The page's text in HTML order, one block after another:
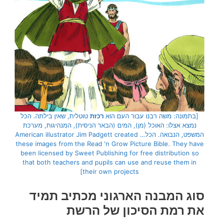
[בתמונה: משה רבנו עבור העם הוא רכזת טוטלית, שאין בילתה. הכל
נמצא אצלו: האוכל (מן), המים (הבאר הניסית), המנהיגות, מערכת
המשפט, הנבואה. הכל… American illustrator Jim Padgett created
these images from the Read 'n Grow Picture Bible. They have
been licensed by Sweet Publishing for free distribution so
that both teachers and pupils can use and reuse them in
their own projects]
סוג המבנה הארגוני מכתיב תמיד
את רמת הסיכון של הרשת